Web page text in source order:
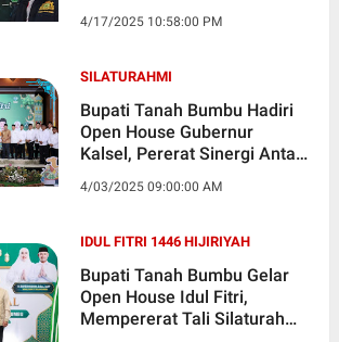
4/17/2025 10:58:00 PM
SILATURAHMI
Bupati Tanah Bumbu Hadiri
Open House Gubernur
Kalsel, Pererat Sinergi Antar
4/03/2025 09:00:00 AM
IDUL FITRI 1446 HIJIRIYAH
Bupati Tanah Bumbu Gelar
Open House Idul Fitri,
Mempererat Tali Silaturahmi